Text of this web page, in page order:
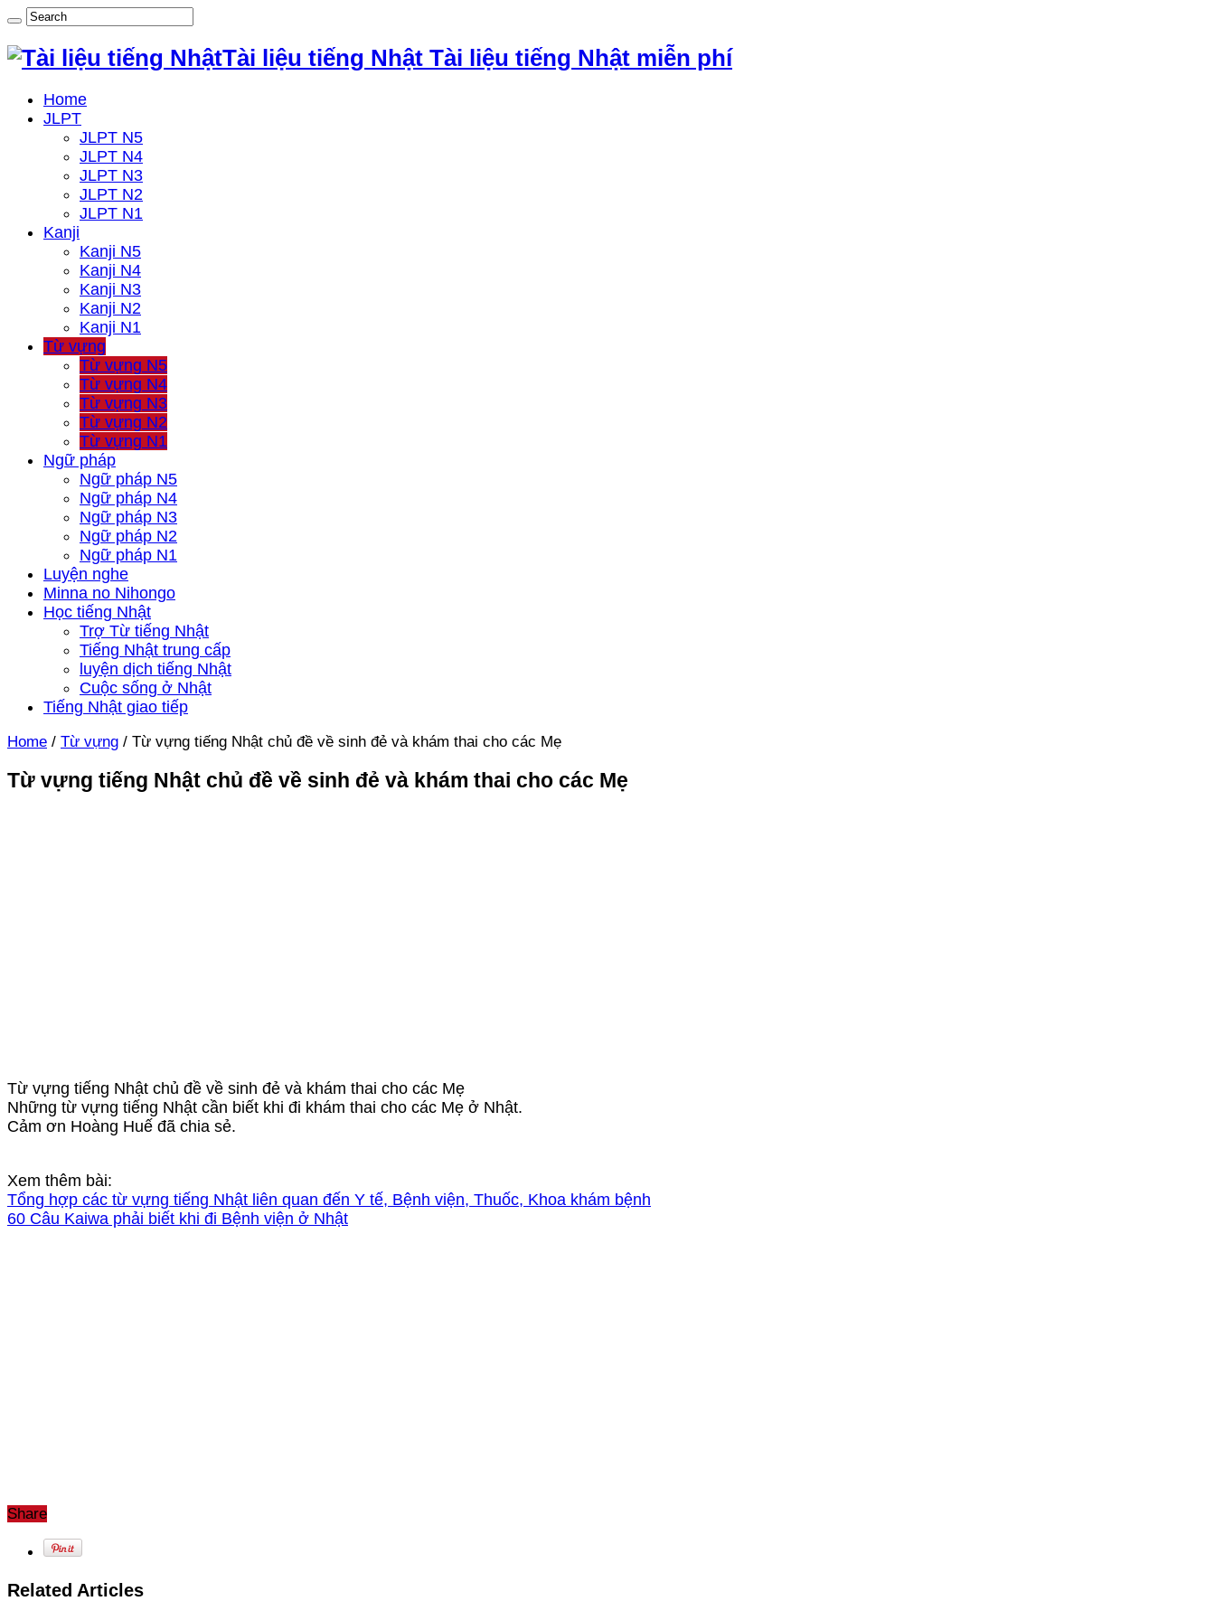
Tài liệu tiếng Nhật Tài liệu tiếng Nhật miễn phí
Home
JLPT
JLPT N5
JLPT N4
JLPT N3
JLPT N2
JLPT N1
Kanji
Kanji N5
Kanji N4
Kanji N3
Kanji N2
Kanji N1
Từ vựng
Từ vựng N5
Từ vựng N4
Từ vựng N3
Từ vựng N2
Từ vựng N1
Ngữ pháp
Ngữ pháp N5
Ngữ pháp N4
Ngữ pháp N3
Ngữ pháp N2
Ngữ pháp N1
Luyện nghe
Minna no Nihongo
Học tiếng Nhật
Trợ Từ tiếng Nhật
Tiếng Nhật trung cấp
luyện dịch tiếng Nhật
Cuộc sống ở Nhật
Tiếng Nhật giao tiếp
Home / Từ vựng / Từ vựng tiếng Nhật chủ đề về sinh đẻ và khám thai cho các Mẹ
Từ vựng tiếng Nhật chủ đề về sinh đẻ và khám thai cho các Mẹ
Từ vựng tiếng Nhật chủ đề về sinh đẻ và khám thai cho các Mẹ
Những từ vựng tiếng Nhật cần biết khi đi khám thai cho các Mẹ ở Nhật.
Cảm ơn Hoàng Huế đã chia sẻ.
Xem thêm bài:
Tổng hợp các từ vựng tiếng Nhật liên quan đến Y tế, Bệnh viện, Thuốc, Khoa khám bệnh
60 Câu Kaiwa phải biết khi đi Bệnh viện ở Nhật
Share
Related Articles